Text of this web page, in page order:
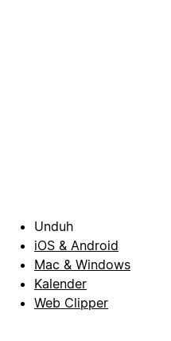
Unduh
iOS & Android
Mac & Windows
Kalender
Web Clipper